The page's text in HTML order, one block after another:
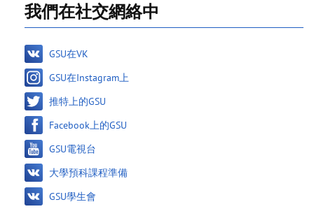
我們在社交網絡中
GSU在VK
GSU在Instagram上
推特上的GSU
Facebook上的GSU
GSU電視台
大學預科課程準備
GSU學生會